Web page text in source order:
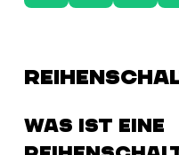
WAS IST EINE